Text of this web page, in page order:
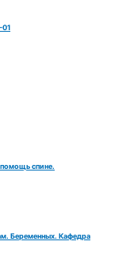
01
спине.
Беременных. Кафедра